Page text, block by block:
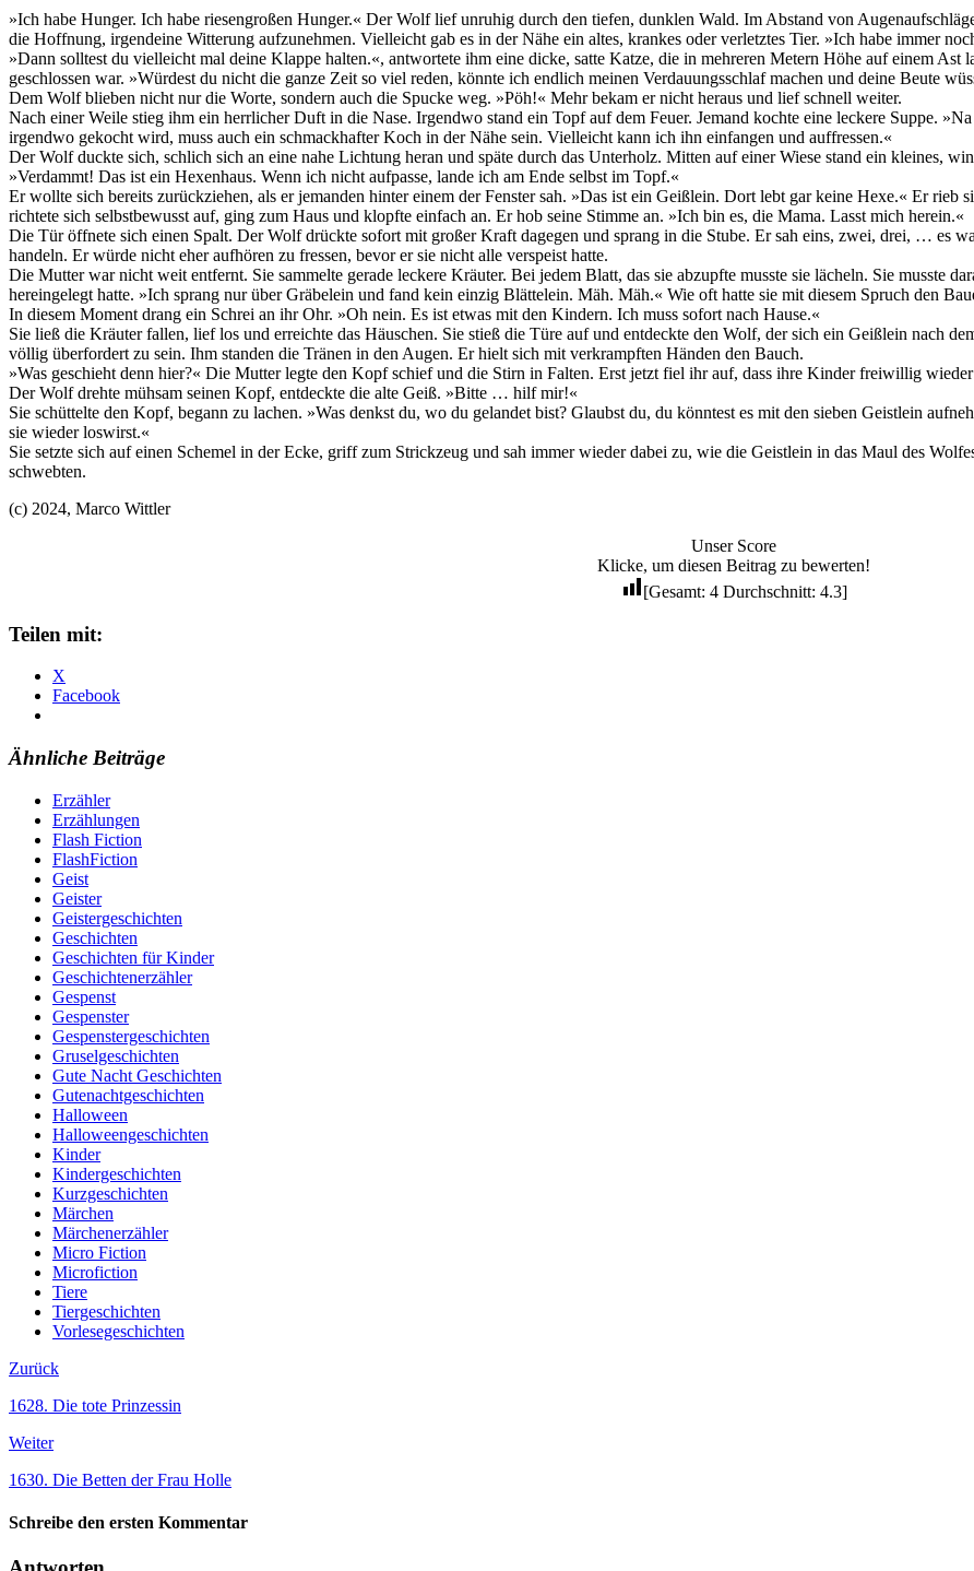
»Ich habe Hunger. Ich habe riesengroßen Hunger.« Der Wolf lief unruhig durch den tiefen, dunklen Wald. Im Abstand von
die Hoffnung, irgendeine Witterung aufzunehmen. Vielleicht gab es in der Nähe ein altes, krankes oder verletztes Tier. »Ich habe immer
»Dann solltest du vielleicht mal deine Klappe halten.«, antwortete ihm eine dicke, satte Katze, die in mehreren Metern Höhe auf einem
geschlossen war. »Würdest du nicht die ganze Zeit so viel reden, könnte ich endlich meinen Verdauungsschlaf machen und deine Beute
Dem Wolf blieben nicht nur die Worte, sondern auch die Spucke weg. »Pöh!« Mehr bekam er nicht heraus und lief schnell weiter.
Nach einer Weile stieg ihm ein herrlicher Duft in die Nase. Irgendwo stand ein Topf auf dem Feuer. Jemand kochte eine leckere Suppe.
irgendwo gekocht wird, muss auch ein schmackhafter Koch in der Nähe sein. Vielleicht kann ich ihn einfangen und auffressen.«
Der Wolf duckte sich, schlich sich an eine nahe Lichtung heran und späte durch das Unterholz. Mitten auf einer Wiese stand ein kleines,
»Verdammt! Das ist ein Hexenhaus. Wenn ich nicht aufpasse, lande ich am Ende selbst im Topf.«
Er wollte sich bereits zurückziehen, als er jemanden hinter einem der Fenster sah. »Das ist ein Geißlein. Dort lebt gar keine Hexe.« Er rieb
richtete sich selbstbewusst auf, ging zum Haus und klopfte einfach an. Er hob seine Stimme an. »Ich bin es, die Mama. Lasst mich herein.«
Die Tür öffnete sich einen Spalt. Der Wolf drückte sofort mit großer Kraft dagegen und sprang in die Stube. Er sah eins, zwei, drei, … es
handeln. Er würde nicht eher aufhören zu fressen, bevor er sie nicht alle verspeist hatte.
Die Mutter war nicht weit entfernt. Sie sammelte gerade leckere Kräuter. Bei jedem Blatt, das sie abzupfte musste sie lächeln. Sie musste
hereingelegt hatte. »Ich sprang nur über Gräbelein und fand kein einzig Blättelein. Mäh. Mäh.« Wie oft hatte sie mit diesem Spruch den
In diesem Moment drang ein Schrei an ihr Ohr. »Oh nein. Es ist etwas mit den Kindern. Ich muss sofort nach Hause.«
Sie ließ die Kräuter fallen, lief los und erreichte das Häuschen. Sie stieß die Türe auf und entdeckte den Wolf, der sich ein Geißlein nach
völlig überfordert zu sein. Ihm standen die Tränen in den Augen. Er hielt sich mit verkrampften Händen den Bauch.
»Was geschieht denn hier?« Die Mutter legte den Kopf schief und die Stirn in Falten. Erst jetzt fiel ihr auf, dass ihre Kinder freiwillig
Der Wolf drehte mühsam seinen Kopf, entdeckte die alte Geiß. »Bitte … hilf mir!«
Sie schüttelte den Kopf, begann zu lachen. »Was denkst du, wo du gelandet bist? Glaubst du, du könntest es mit den sieben Geistlein
sie wieder loswirst.«
Sie setzte sich auf einen Schemel in der Ecke, griff zum Strickzeug und sah immer wieder dabei zu, wie die Geistlein in das Maul des
schwebten.
(c) 2024, Marco Wittler
Unser Score
Klicke, um diesen Beitrag zu bewerten!
[Gesamt: 4Durchschnitt: 4.3]
Teilen mit:
X
Facebook
Ähnliche Beiträge
Erzähler
Erzählungen
Flash Fiction
FlashFiction
Geist
Geister
Geistergeschichten
Geschichten
Geschichten für Kinder
Geschichtenerzähler
Gespenst
Gespenster
Gespenstergeschichten
Gruselgeschichten
Gute Nacht Geschichten
Gutenachtgeschichten
Halloween
Halloweengeschichten
Kinder
Kindergeschichten
Kurzgeschichten
Märchen
Märchenerzähler
Micro Fiction
Microfiction
Tiere
Tiergeschichten
Vorlesegeschichten
Zurück
1628. Die tote Prinzessin
Weiter
1630. Die Betten der Frau Holle
Schreibe den ersten Kommentar